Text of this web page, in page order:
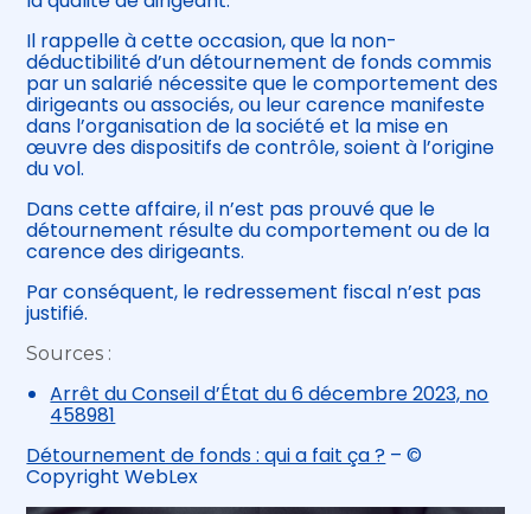
Il rappelle à cette occasion, que la non-
déductibilité d’un détournement de fonds commis
par un salarié nécessite que le comportement des
dirigeants ou associés, ou leur carence manifeste
dans l’organisation de la société et la mise en
œuvre des dispositifs de contrôle, soient à l’origine
du vol.
Dans cette affaire, il n’est pas prouvé que le
détournement résulte du comportement ou de la
carence des dirigeants.
Par conséquent, le redressement fiscal n’est pas
justifié.
Sources :
Arrêt du Conseil d’État du 6 décembre 2023, no
458981
Détournement de fonds : qui a fait ça ? – ©
Copyright WebLex